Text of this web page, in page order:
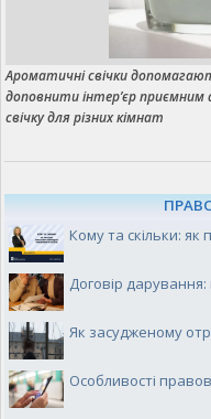
Ароматичні свічки
доповнити інтер’єр
свічку для різних кімнат
Кому та скільки:
Договір
Як засудженому
Особливості